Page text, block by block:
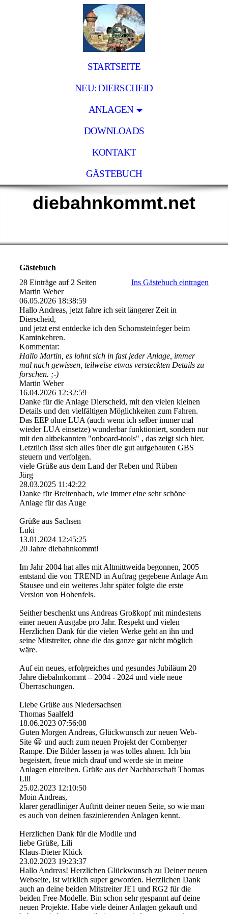
STARTSEITE
NEU: DIERSCHEID
ANLAGEN
DOWNLOADS
KONTAKT
GÄSTEBUCH
diebahnkommt.net
Gästebuch
28 Einträge auf 2 Seiten
Ins Gästebuch eintragen
Martin Weber
06.05.2026 18:38:59
Hallo Andreas, jetzt fahre ich seit längerer Zeit in
Dierscheid,
und jetzt erst entdecke ich den Schornsteinfeger beim
Kaminkehren.
Kommentar:
Hallo Martin, es lohnt sich in fast jeder Anlage, immer
mal nach gewissen, teilweise etwas versteckten Details zu
forschen. ;-)
Martin Weber
16.04.2026 12:32:59
Danke für die Anlage Dierscheid, mit den vielen kleinen
Details und den vielfältigen Möglichkeiten zum Fahren.
Das EEP ohne LUA (auch wenn ich selber immer mal
wieder LUA einsetze) wunderbar funktioniert, sondern nur
mit den altbekannten "onboard-­tools" , das zeigt sich hier.
Letztlich lässt sich alles über die gut aufgebauten GBS
steuern und verfolgen.
viele Grüße aus dem Land der Reben und Rüben
Jörg
28.03.2025 11:42:22
Danke für Breitenbach, wie immer eine sehr schöne
Anlage für das Auge
Grüße aus Sachsen
Luki
13.01.2024 12:45:25
20 Jahre diebahnkommt!
Im Jahr 2004 hat alles mit Altmittweida begonnen, 2005
entstand die von TREND in Auftrag gegebene Anlage Am
Stausee und ein weiteres Jahr später folgte die erste
Version von Hohenfels.
Seither beschenkt uns Andreas Großkopf mit mindestens
einer neuen Ausgabe pro Jahr. Respekt und vielen
Herzlichen Dank für die vielen Werke geht an ihn und
seine Mitstreiter, ohne die das ganze gar nicht möglich
wäre.
Auf ein neues, erfolgreiches und gesundes Jubiläum 20
Jahre diebahnkommt – 2004 - 2024 und viele neue
Überraschungen.
Liebe Grüße aus Niedersachsen
Thomas Saalfeld
18.06.2023 07:56:08
Guten Morgen Andreas, Glückwunsch zur neuen Web-
Site 😀 und auch zum neuen Projekt der Cornberger
Rampe. Die Bilder lassen ja was tolles ahnen. Ich bin
begeistert, freue mich drauf und werde sie in meine
Anlagen einreihen. Grüße aus der Nachbarschaft Thomas
Lili
25.02.2023 12:10:50
Moin Andreas,
klarer geradliniger Auftritt deiner neuen Seite, so wie man
es auch von deinen faszinierenden Anlagen kennt.
Herzlichen Dank für die Modlle und
liebe Grüße, Lili
Klaus-Dieter Klück
23.02.2023 19:23:37
Hallo Andreas! Herzlichen Glückwunsch zu Deiner neuen
Webseite, ist wirklich super geworden. Herzlichen Dank
auch an deine beiden Mitstreiter JE1 und RG2 für die
beiden Free-Modelle. Bin schon sehr gespannt auf deine
neuen Projekte. Habe viele deiner Anlagen gekauft und